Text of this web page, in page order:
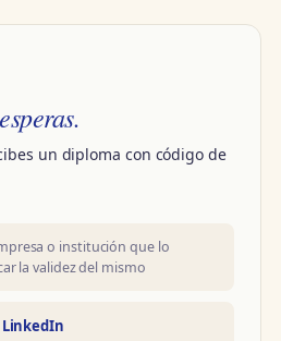
un diploma con código de
o institución que lo
la validez del mismo